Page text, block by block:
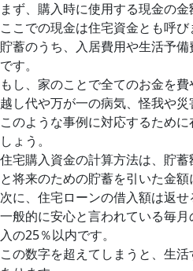
まず、購入時に使用する現金の金
ここでの現金は住宅資金とも呼び
貯蓄のうち、入居費用や生活予
です。
もし、家のことで全てのお金を
越し代や万が一の病気、怪我や災
このような事例に対応するため
しょう。
住宅購入資金の計算方法は、貯
と将来のための貯蓄を引いた金額
次に、住宅ローンの借入額は返せ
一般的に安心と言われている毎
入の25％以内です。
この数字を超えてしまうと、生